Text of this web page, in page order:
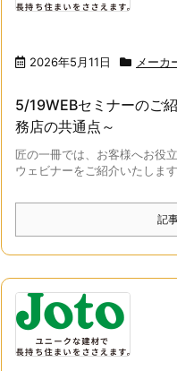
2026年5月11日 メーカ
5/19WEBセミナーのご
務店の共通点～
匠の一冊では、お客様へお役
ウェビナーをご紹介いたしま
記